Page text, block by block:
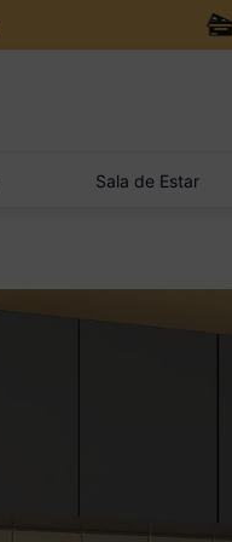
Sala de Estar
4º
veneza
quarto bebê completo